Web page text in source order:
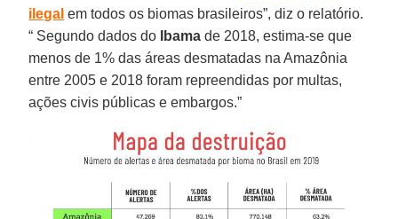
ilegal em todos os biomas brasileiros”, diz o relatório.
“ Segundo dados do
Ibama de 2018, estima-se que
menos de 1% das áreas desmatadas na Amazônia
entre 2005 e 2018 foram repreendidas por multas,
ações civis públicas e embargos.”